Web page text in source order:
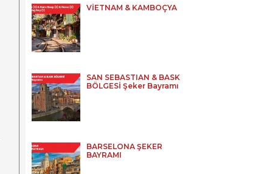
VİETNAM & KAMBOÇYA
SAN SEBASTIAN & BASK
BÖLGESİ Şeker Bayramı
BARSELONA ŞEKER
BAYRAMI